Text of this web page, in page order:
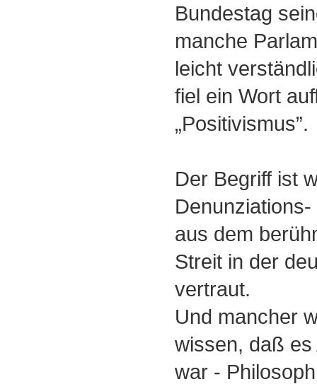
Bundestag
manche
leicht
fiel ein Wort
„Positivismus”.
Der Begriff ist
aus dem
Streit in der
vertraut.
Und mancher
wissen, daß
war -